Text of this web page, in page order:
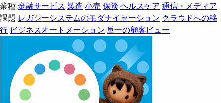
業種金融サービス 製造 小売 保険 ヘルスケア 通信・メディア
課題 レガシーシステムのモダナイゼーション クラウドへの移
行 ビジネスオートメーション 単一の顧客ビュー